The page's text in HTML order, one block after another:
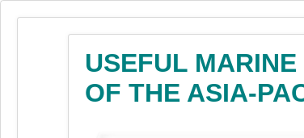
USEFUL
OF THE ASIA-